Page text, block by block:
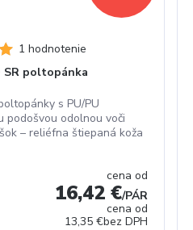
1 hodnotenie
SR poltopánka
s PU/PU
podošvou odolnou voči
– reliéfna štiepaná koža
cena od
16,42 €/PÁR
cena od
13,35 €bez DPH